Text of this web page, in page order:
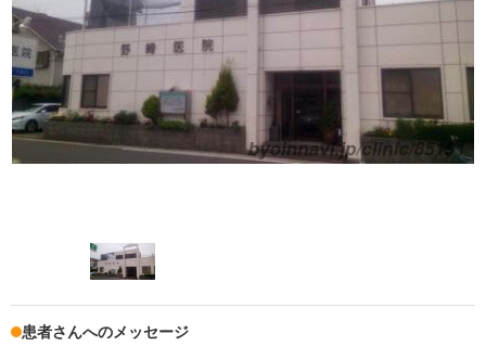
患者さんへのメッセージ